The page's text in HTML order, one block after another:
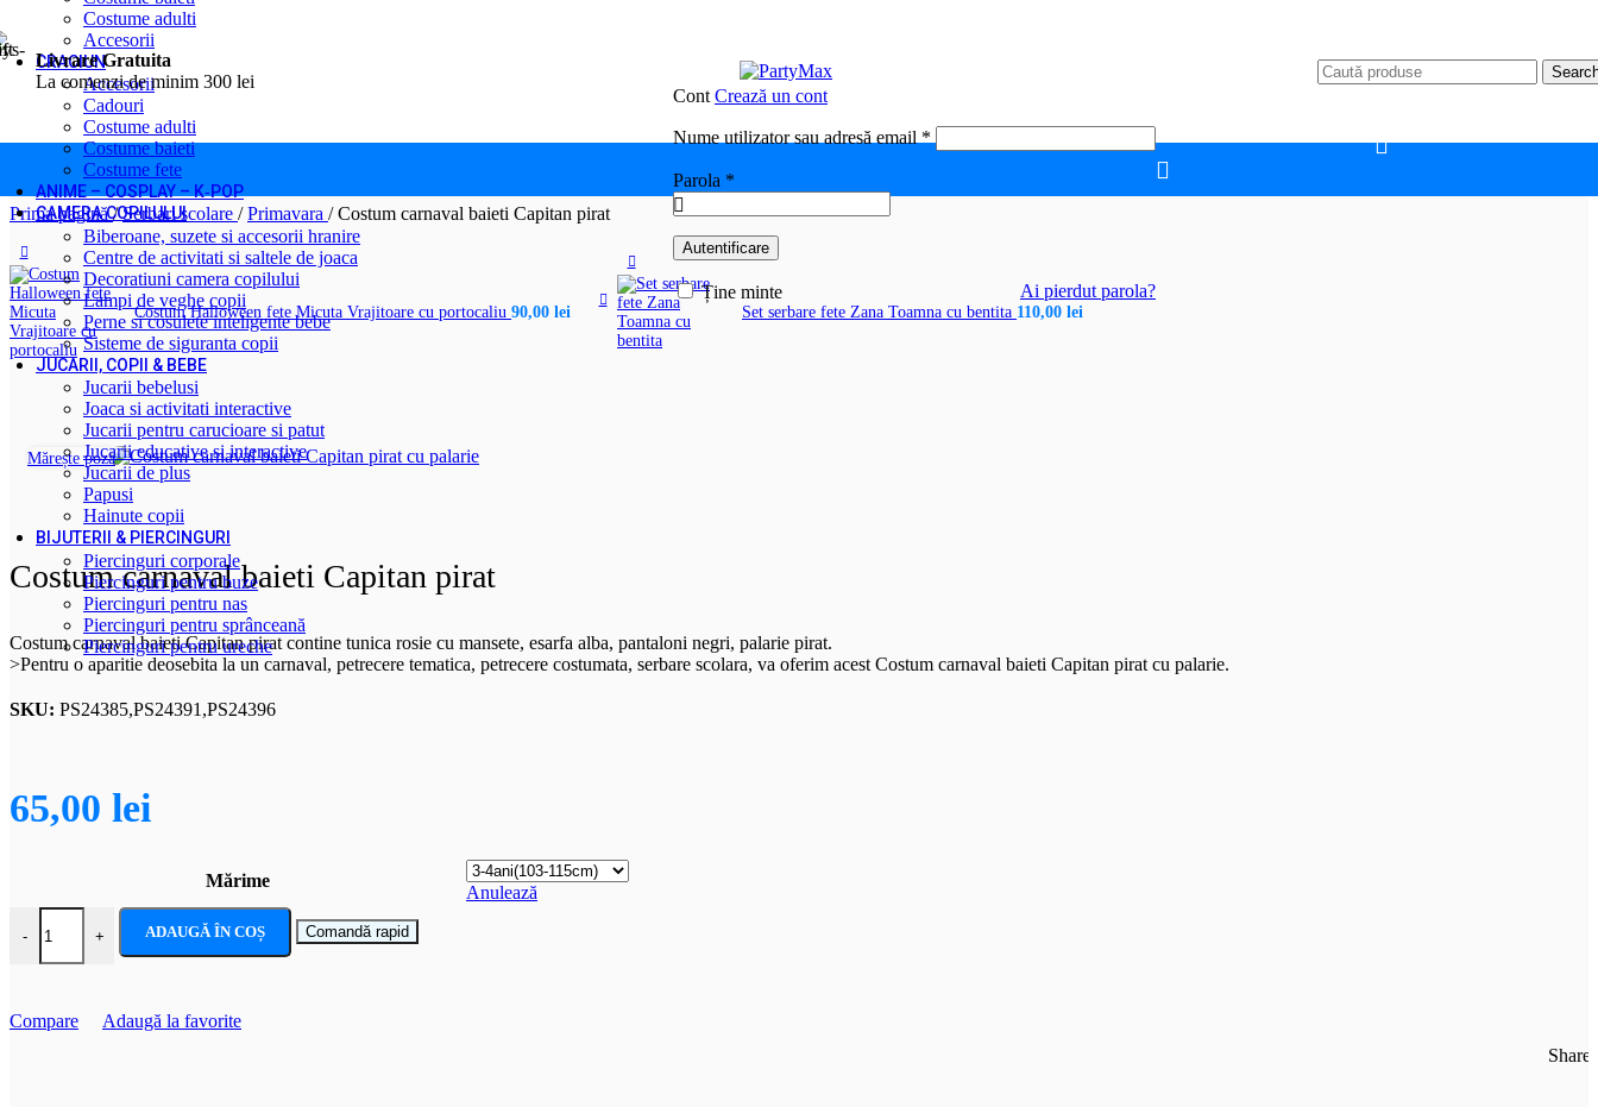
Skip to navigation Skip to main content
Livrare Gratuita
La comenzi de minim 300 lei
Costume adulti
Accesorii
CRACIUN
Accesorii
Cadouri
Costume adulti
Costume baieti
Costume fete
ANIME – COSPLAY – K‑POP
CAMERA COPILULUI
Biberoane, suzete si accesorii hranire
Centre de activitati si saltele de joaca
Decoratiuni camera copilului
Lampi de veghe copii
Perne si cosulete inteligente bebe
Sisteme de siguranta copii
JUCARII, COPII & BEBE
Jucarii bebelusi
Joaca si activitati interactive
Jucarii pentru carucioare si patut
Jucarii educative si interactive
Jucarii de plus
Papusi
Hainute copii
BIJUTERII & PIERCINGURI
Piercinguri corporale
Piercinguri pentru buze
Piercinguri pentru nas
Piercinguri pentru sprânceană
Piercinguri pentru ureche
Cont Crează un cont
Nume utilizator sau adresă email *
Parola *
Autentificare
Ai pierdut parola?
Ține minte
Prima pagină/ Serbari scolare / Primavara / Costum carnaval baieti Capitan pirat
Costum Halloween fete Micuta Vrajitoare cu portocaliu 90,00 lei Set serbare fete Zana Toamna cu bentita 110,00 lei
Mărește poza
Costum carnaval baieti Capitan pirat
Costum carnaval baieti Capitan pirat contine tunica rosie cu mansete, esarfa alba, pantaloni negri, palarie pirat.
>Pentru o aparitie deosebita la un carnaval, petrecere tematica, petrecere costumata, serbare scolara, va oferim acest Costum carnaval baieti Capitan pirat cu palarie.
SKU: PS24385,PS24391,PS24396
65,00 lei
Mărime
Anulează
-
Cantitate Costum carnaval baieti Capitan pirat
+ ADAUGĂ ÎN COȘ Comandă rapid
Compare
Adaugă la favorite
Share: